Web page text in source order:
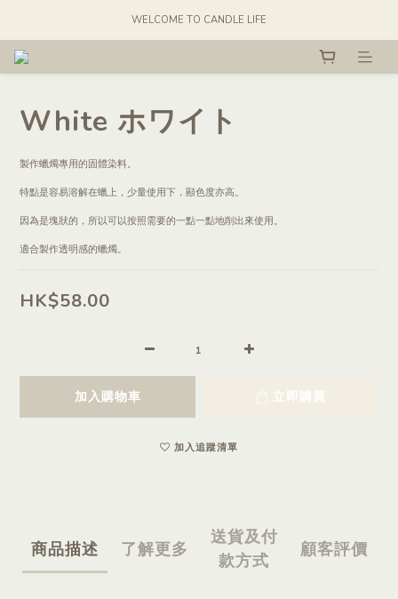
WELCOME TO CANDLE LIFE
White ホワイト
製作蠟燭專用的固體染料。
特點是容易溶解在蠟上，少量使用下，顯色度亦高。
因為是塊狀的，所以可以按照需要的一點一點地削出來使用。
適合製作透明感的蠟燭。
HK$58.00
加入購物車 立即購買
加入追蹤清單
商品描述 了解更多
送貨及付
款方式
顧客評價